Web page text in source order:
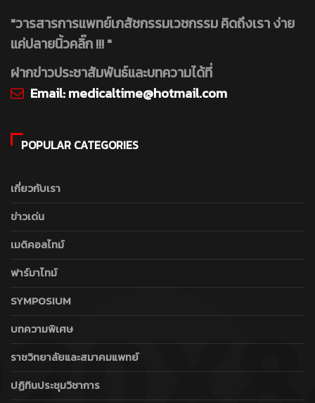
"วารสารการแพทย์เภสัชกรรมเวชกรรม คิดถึงเรา ง่าย
แค่ปลายนิ้วคลิ๊ก !!! "
ฝากข่าวประชาสัมพันธ์และบทความได้ที่
Email:medicaltime@hotmail.com
POPULAR CATEGORIES
เกี่ยวกับเรา
ข่าวเด่น
เมดิคอลไทม์
ฟาร์มาไทม์
SYMPOSIUM
บทความพิเศษ
ราชวิทยาลัยและสมาคมแพทย์
ปฏิทินประชุมวิชาการ